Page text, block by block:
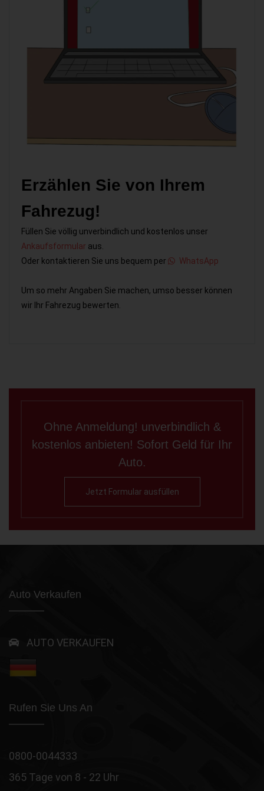
Erzählen Sie von Ihrem
Fahrezug!
Füllen Sie völlig unverbindlich und kostenlos unser
Ankaufsformular aus.
Oder kontaktieren Sie uns bequem per
WhatsApp
Um so mehr Angaben Sie machen, umso besser können
wir Ihr Fahrezug bewerten.
Ohne Anmeldung! unverbindlich &
kostenlos anbieten! Sofort Geld für Ihr
Auto.
Jetzt Formular ausfüllen
Auto Verkaufen
AUTO VERKAUFEN
Rufen Sie Uns An
0800-0044333
365 Tage von 8 - 22 Uhr